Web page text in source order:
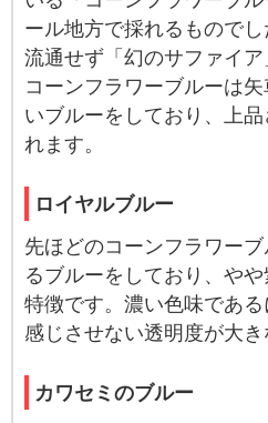
ール地方で採れるもので
流通せず「幻のサファイア
コーンフラワーブルーは
いブルーをしており、上
れます。
ロイヤルブルー
先ほどのコーンフラワー
るブルーをしており、や
特徴です。濃い色味であ
感じさせない透明度が大き
カワセミのブルー